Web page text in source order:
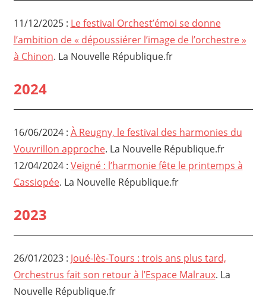
11/12/2025 : Le festival Orchest’émoi se donne
l’ambition de « dépoussiérer l’image de l’orchestre »
à Chinon. La Nouvelle République.fr
2024
16/06/2024 : À Reugny, le festival des harmonies du
Vouvrillon approche. La Nouvelle République.fr
12/04/2024 : Veigné : l’harmonie fête le printemps à
Cassiopée. La Nouvelle République.fr
2023
26/01/2023 : Joué-lès-Tours : trois ans plus tard,
Orchestrus fait son retour à l’Espace Malraux. La
Nouvelle République.fr